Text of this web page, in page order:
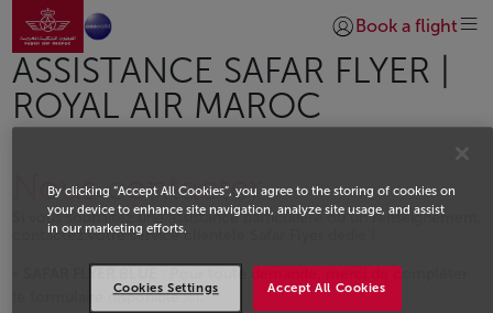
Saut au contenu principal
Aller à la page accueil
Se connecter |
Book a flight
ASSISTANCE SAFAR FLYER |
ROYAL AIR MAROC
Nous contacter
Si vous souhaitez une assistance particulière ou un renseignement,
contactez votre service clientèle Safar Flyer dédié !
SAFAR FLYER BLUE :
Pour toute demande, merci de compléter
le formulaire disponibleici.
By clicking “Accept All Cookies”, you agree to the storing of cookies on
your device to enhance site navigation, analyze site usage, and assist
in our marketing efforts.
Accept All Cookies
Cookies Settings